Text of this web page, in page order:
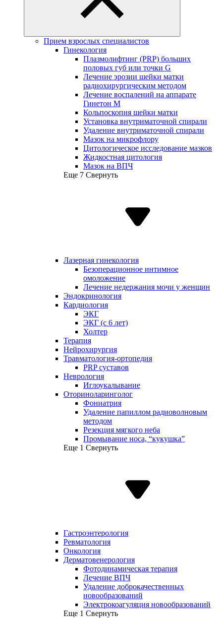
Прием взрослых специалистов
Гинекология
Плазмолифтинг (PRP) больших
половых губ или точки G
Лечение эрозии шейки матки
радиохирургическим методом
Лечение воспалений на аппарате
Гинетон М
Кольпоскопия шейки матки
Установка внутриматочной спирали
Удаление внутриматочной спирали
Мазок на микрофлору
Цитологическое исследование мазков
Жидкостная цитология
Мазок на ВПЧ
Еще 7 Свернуть
Лазерная гинекология
Безоперационное интимное
омоложение
Лечение недержания мочи у женщин
Эндокринология
Кардиология
ЭКГ
ЭКГ (с 6 лет)
Холтер
Терапия
Нейрохирургия
Травматология-ортопедия
PRP суставов
Неврология
Иглоукалывание
Оториноларинголог
Фониатрия
Удаление папиллом радиоволновым
методом
Резекция мягкого неба
Промывание носа, “кукушка”
Еще 1 Свернуть
Гастроэнтерология
Ревматология
Онкология
Дерматовенерология
Фотодинамическая терапия
Лечение ВПЧ
Удаление доброкачественных
новообразований
Электрокоагуляция новообразований
Еще 1 Свернуть